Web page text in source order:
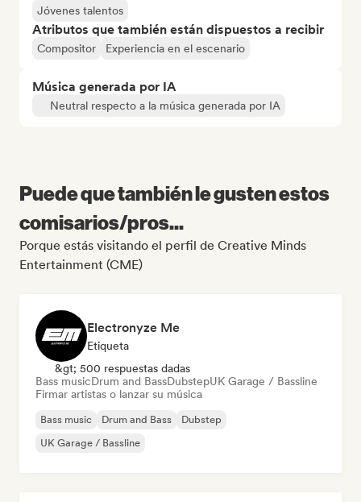
Jóvenes talentos
Atributos que también están dispuestos a recibir
Compositor Experiencia en el escenario
Música generada por IA
Neutral respecto a la música generada por IA
Puede que también le gusten estos
comisarios/pros...
Porque estás visitando el perfil de Creative Minds
Entertainment (CME)
Electronyze Me
Etiqueta
&gt; 500 respuestas dadas
Bass musicDrum and BassDubstepUK Garage / Bassline
Firmar artistas o lanzar su música
Bass music Drum and Bass
Dubstep
UK Garage / Bassline